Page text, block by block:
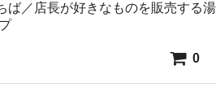
ば／店長が好きなものを販売する湯
0